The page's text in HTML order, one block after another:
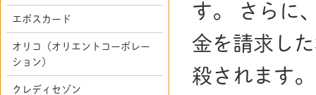
す。 さらに
金を請求し
殺されます
エポスカード
オリコ（オリエントコーポレー
ション）
クレディセゾン